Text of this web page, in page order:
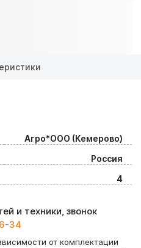
Агро*ООО (Кемерово)
Россия
4
и техники, звонок
34
от комплектации